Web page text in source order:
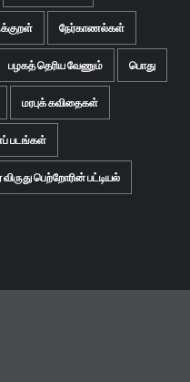
நேர்காணல்கள்
பழகத் தெரிய வேணும் பொது
மரபுக் கவிதைகள்
படங்கள்
பெற்றோரின் பட்டியல்